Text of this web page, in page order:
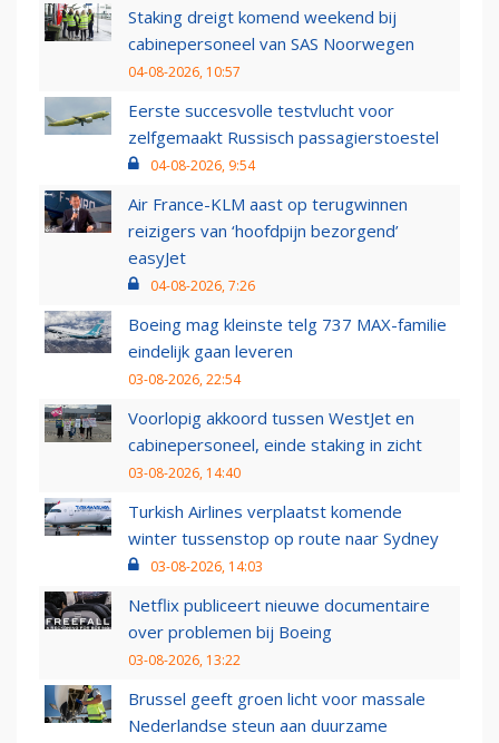
Staking dreigt komend weekend bij
cabinepersoneel van SAS Noorwegen
04-08-2026, 10:57
Eerste succesvolle testvlucht voor
zelfgemaakt Russisch passagierstoestel
04-08-2026, 9:54
Air France-KLM aast op terugwinnen
reizigers van ‘hoofdpijn bezorgend’
easyJet
04-08-2026, 7:26
Boeing mag kleinste telg 737 MAX-familie
eindelijk gaan leveren
03-08-2026, 22:54
Voorlopig akkoord tussen WestJet en
cabinepersoneel, einde staking in zicht
03-08-2026, 14:40
Turkish Airlines verplaatst komende
winter tussenstop op route naar Sydney
03-08-2026, 14:03
Netflix publiceert nieuwe documentaire
over problemen bij Boeing
03-08-2026, 13:22
Brussel geeft groen licht voor massale
Nederlandse steun aan duurzame